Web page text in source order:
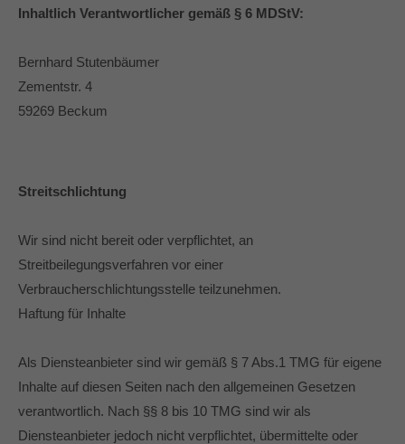
Drop us a line
info@yourdomain.com
elit.
sociis natoque penatibus et magnis dis parturient montes,
nascetur ridiculus mus. Donec quam felis, ultricies nec.
Inhaltlich Verantwortlicher gemäß § 6 MDStV:
Bernhard Stutenbäumer
Zementstr. 4
59269 Beckum
Streitschlichtung
Wir sind nicht bereit oder verpflichtet, an
Streitbeilegungsverfahren vor einer
Verbraucherschlichtungsstelle teilzunehmen.
Haftung für Inhalte
Als Diensteanbieter sind wir gemäß § 7 Abs.1 TMG für eigene
Inhalte auf diesen Seiten nach den allgemeinen Gesetzen
verantwortlich. Nach §§ 8 bis 10 TMG sind wir als
Diensteanbieter jedoch nicht verpflichtet, übermittelte oder